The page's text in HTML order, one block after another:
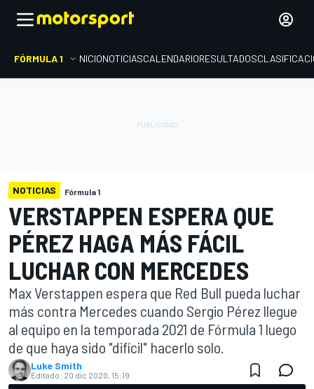
FÓRMULA 1 INICIONOTICIASCALENDARIORESULTADOS
NOTICIAS Fórmula 1
VERSTAPPEN ESPERA QUE
PÉREZ HAGA MÁS FÁCIL
LUCHAR CON MERCEDES
Max Verstappen espera que Red Bull pueda luchar
más contra Mercedes cuando Sergio Pérez llegue
al equipo en la temporada 2021 de Fórmula 1 luego
de que haya sido "difícil" hacerlo solo.
Luke Smith
Editado: 20 dic 2020, 15:19